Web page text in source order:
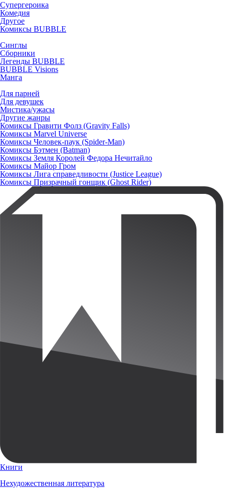
Супергероика
Комедия
Другое
Комиксы BUBBLE
Синглы
Сборники
Легенды BUBBLE
BUBBLE Visions
Манга
Для парней
Для девушек
Мистика/ужасы
Другие жанры
Комиксы Гравити Фолз (Gravity Falls)
Комиксы Marvel Universe
Комиксы Человек-паук (Spider-Man)
Комиксы Бэтмен (Batman)
Комиксы Земля Королей Федора Нечитайло
Комиксы Майор Гром
Комиксы Лига справедливости (Justice League)
Комиксы Призрачный гонщик (Ghost Rider)
Книги
Нехудожественная литература